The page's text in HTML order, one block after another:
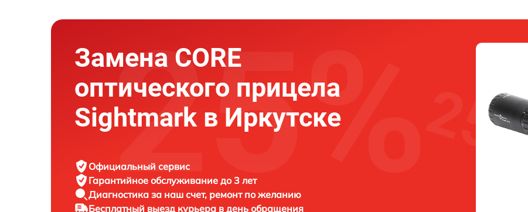
Замена CORE
оптического прицела
Sightmark в Иркутске
Официальный сервис
Гарантийное обслуживание до 3 лет
Диагностика за наш счет, ремонт по желанию
Бесплатный выезд курьера в день обращения